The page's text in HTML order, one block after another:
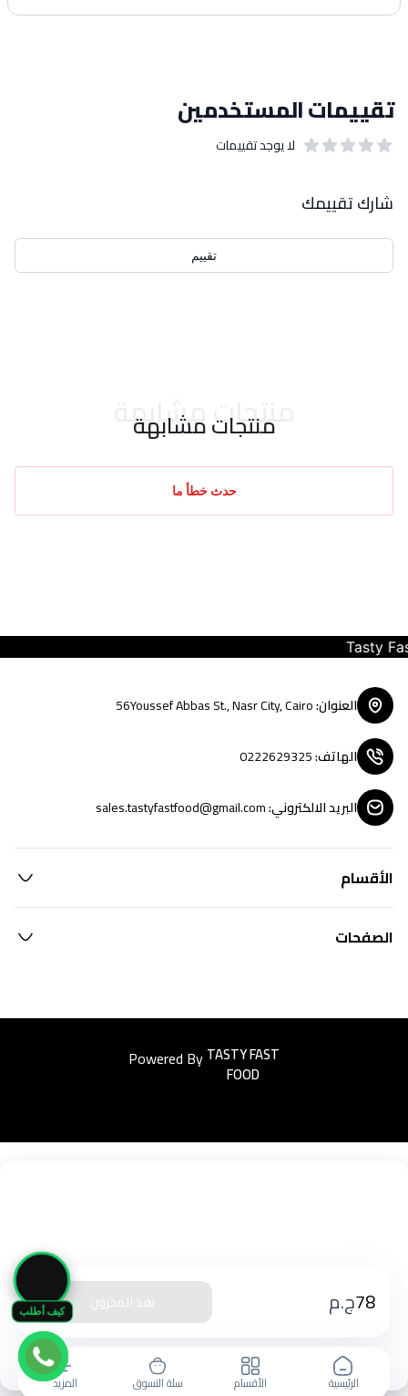
كيف أطلب
تقييمات المستخدمين
لا يوجد تقييمات
شارك تقييمك
تقييم
منتجات مشابهة
منتجات مشابهة
حدث خطأ ما
78ج.م نفذ المخزون
الرئيسية الأقسام سلة التسوق المزيد
Tasty Fast
العنوان:
56Youssef Abbas St., Nasr City, Cairo
الهاتف:
0222629325
البريد الالكتروني:
sales.tastyfastfood@gmail.com
الأقسام
الصفحات
Powered ByEasyorders